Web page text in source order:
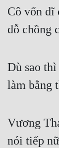
Quan Trường
Thanh Xuân
Tiên Hiệp
Cô vốn dĩ
dỗ chồng
Dù sao
làm bằng
Vương
nói tiếp